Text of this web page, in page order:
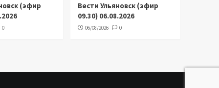
(эфир
0
Вести Ульяновск (эфир
09.30) 06.08.2026
06/08/2026 0